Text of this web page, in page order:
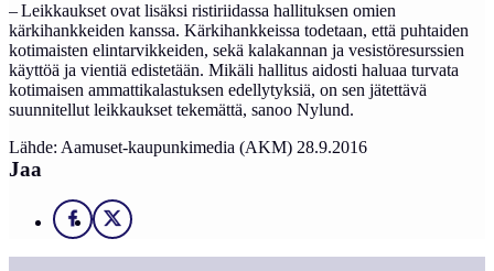
– Leikkaukset ovat lisäksi ristiriidassa hallituksen omien
kärkihankkeiden kanssa. Kärkihankkeissa todetaan, että puhtaiden
kotimaisten elintarvikkeiden, sekä kalakannan ja vesistöresurssien
käyttöä ja vientiä edistetään. Mikäli hallitus aidosti haluaa turvata
kotimaisen ammattikalastuksen edellytyksiä, on sen jätettävä
suunnitellut leikkaukset tekemättä, sanoo Nylund.
Lähde: Aamuset-kaupunkimedia (AKM) 28.9.2016
Jaa
Facebook
X